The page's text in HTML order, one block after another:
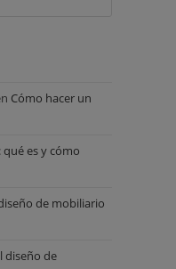
Cómo hacer un
es y cómo
de mobiliario
diseño de